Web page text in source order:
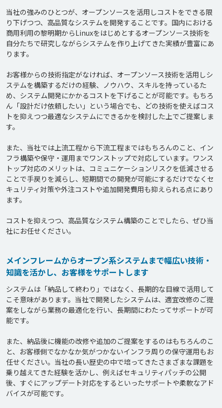
当社の強みのひとつが、オープンソースを活用しコストをできる限
り下げつつ、高品質なシステムを開発することです。国内における
商用利用の黎明期からLinuxをはじめとするオープンソース技術を
自分たちで研究しながらシステムを作り上げてきた実績が豊富にあ
ります。
お客様からの技術指定がなければ、オープンソース技術を活用しシ
ステムを構築するだけの経験、ノウハウ、スキルを持っているた
め、システム開発にかかるコストを下げることが可能です。もちろ
ん「設計だけ依頼したい」という場合でも、どの技術を使えばコス
トを抑えつつ最適なシステムにできるかを検討した上でご提案しま
す。
また、当社では上流工程から下流工程まではもちろんのこと、イン
フラ構築や保守・運用までワンストップで対応しています。ワンス
トップ対応のメリットは、コミュニケーションリスクを低減させる
ことで手戻りを減らし、短期間での開発が可能にするだけでなくセ
キュリティ対策や外注コストや追加開発費用も抑えられる点にあり
ます。
コストを抑えつつ、高品質なシステム構築のことでしたら、ぜひ当
メインフレームからオープン系システムまで幅広い技術・
知識を活かし、お客様をサポートします
システムは「納品して終わり」ではなく、長期的な目線で活用して
こそ意味があります。当社で開発したシステムは、適宜改修のご提
案をしながら業務の最適化を行い、長期間にわたってサポートが可
能です。
また、納品後に機能の改修や追加のご提案をするのはもちろんのこ
と、お客様側でなかなか気がつかないインフラ周りの保守運用もお
任せください。当社の長い歴史の中で培ってきたさまざまな課題を
乗り越えてきた経験を活かし、例えばセキュリティパッチの公開
後、すぐにアップデート対応をするといったサポートや柔軟なアド
バイスが可能です。